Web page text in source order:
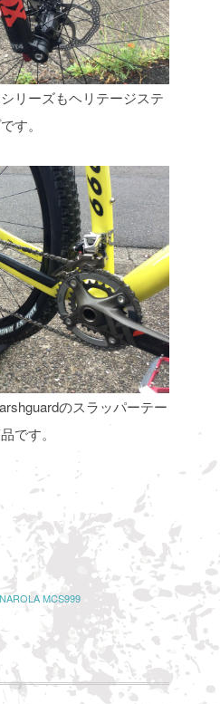
リーズもヘリテージステ
す。
のスラッパーテー
です。
MCS999